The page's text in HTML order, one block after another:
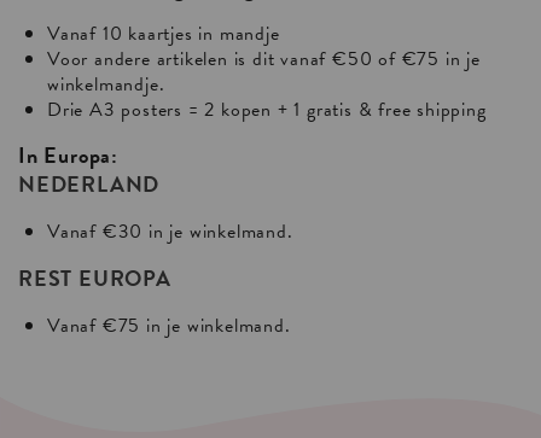
Vanaf 10 kaartjes in mandje
Voor andere artikelen is dit vanaf €50 of €75 in je
winkelmandje.
Drie A3 posters = 2 kopen + 1 gratis & free shipping
In Europa:
NEDERLAND
Vanaf €30 in je winkelmand.
REST EUROPA
Vanaf €75 in je winkelmand.